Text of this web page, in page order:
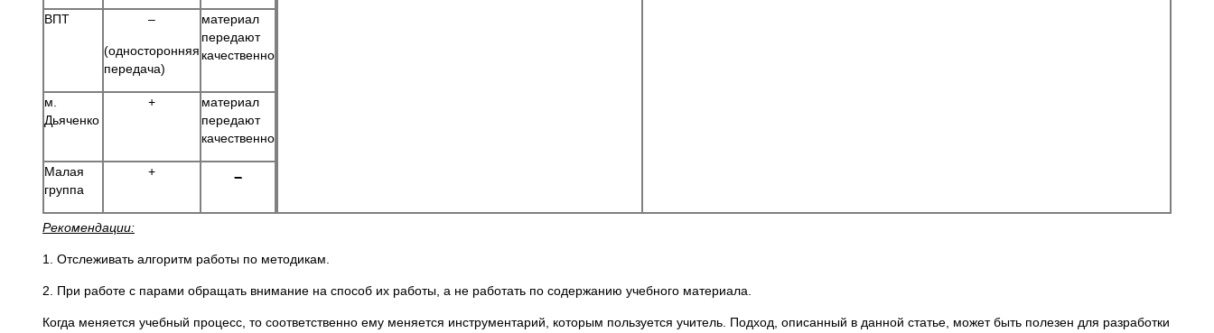
ВПТ –
(односторонняя
передача)
материал
передают
качественно
м.
Дьяченко
+
материал
передают
качественно
Малая
группа
+
Рекомендации:
1. Отслеживать алгоритм работы по методикам.
2. При работе с парами обращать внимание на способ их работы, а не работать по содержанию учебного материала.
Когда меняется учебный процесс, то соответственно ему меняется инструментарий, которым пользуется учитель. Подход, описанный в данной статье, может быть полезен для разработки